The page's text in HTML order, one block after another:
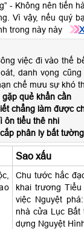
- Không nên tiến
Vì vậy, nếu quý
trong này này
việc đi vào thế
danh vọng
chế mưu sự khó
gặp quẻ khẩn cần
chẳng làm được
ôn tiểu thê nhi
phân ly bất tường
Sao xấu
Chu tước hắc
khai trương
việc Nguyệt
nhà cửa Lục Bất
dựng Nguyệt